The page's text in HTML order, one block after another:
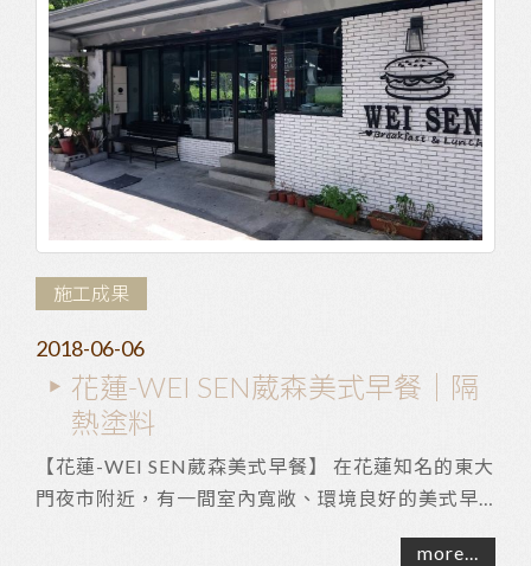
施工成果
2018-06-06
花蓮-WEI SEN葳森美式早餐｜隔
熱塗料
【花蓮-WEI SEN葳森美式早餐】 在花蓮知名的東大
門夜市附近，有一間室內寬敞、環境良好的美式早
more...